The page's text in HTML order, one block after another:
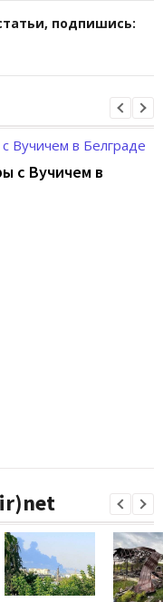
подпишись:
с Вучичем в